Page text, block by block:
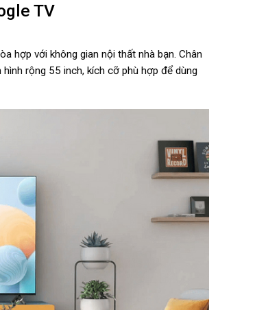
TV
hợp với không gian nội thất nhà bạn. Chân
rộng 55 inch, kích cỡ phù hợp để dùng